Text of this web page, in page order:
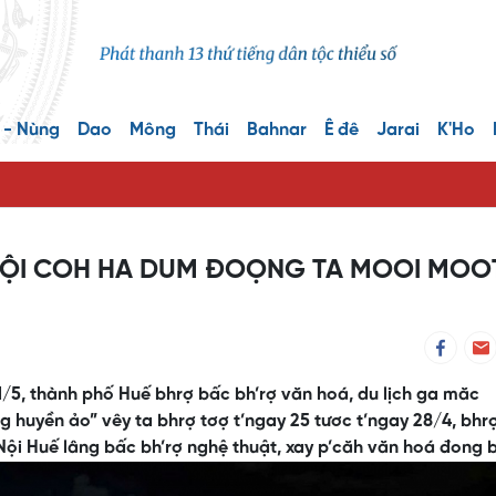
- Nùng Dao Mông Thái Bahnar Ê đê Jarai K'Ho
COH HA DUM ĐOỌNG TA MOOI
5, thành phố Huế bhrợ bấc bh’rợ văn hoá, du lịch ga măc
huyền ảo” vêy ta bhrợ tơợ t’ngay 25 tươc t’ngay 28/4,
Huế lâng bấc bh’rợ nghệ thuật, xay p’căh văn hoá đong